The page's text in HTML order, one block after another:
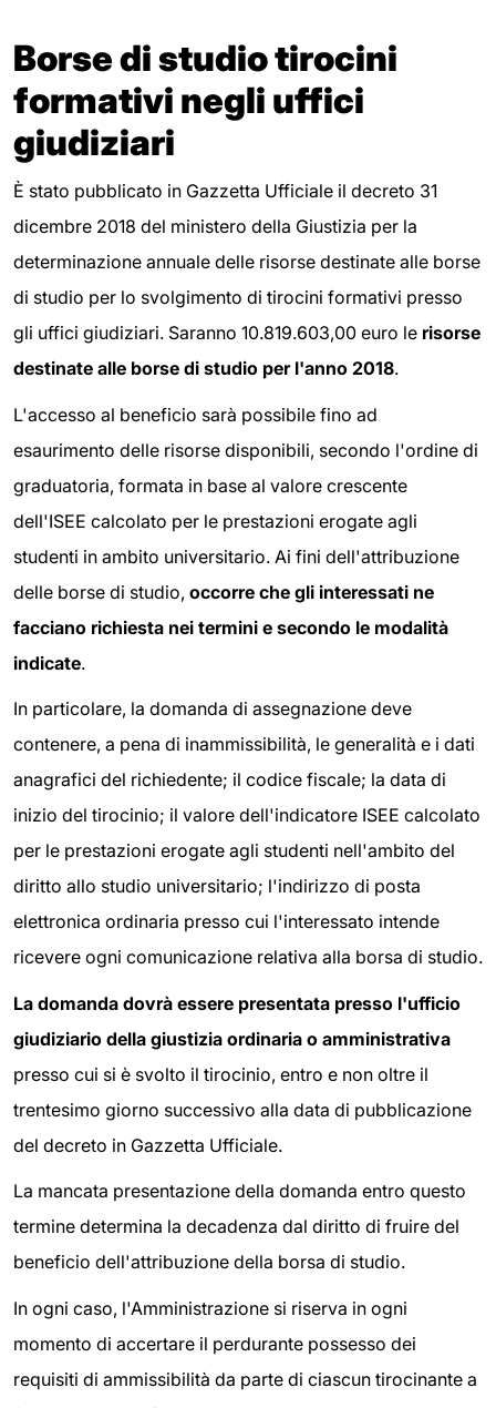
Borse di studio tirocini
formativi negli uffici
giudiziari
È stato pubblicato in Gazzetta Ufficiale il decreto 31
dicembre 2018 del ministero della Giustizia per la
determinazione annuale delle risorse destinate alle borse
di studio per lo svolgimento di tirocini formativi presso
gli uffici giudiziari. Saranno 10.819.603,00 euro le risorse
destinate alle borse di studio per l'anno 2018.
L'accesso al beneficio sarà possibile fino ad
esaurimento delle risorse disponibili, secondo l'ordine di
graduatoria, formata in base al valore crescente
dell'ISEE calcolato per le prestazioni erogate agli
studenti in ambito universitario. Ai fini dell'attribuzione
delle borse di studio, occorre che gli interessati ne
facciano richiesta nei termini e secondo le modalità
indicate.
In particolare, la domanda di assegnazione deve
contenere, a pena di inammissibilità, le generalità e i dati
anagrafici del richiedente; il codice fiscale; la data di
inizio del tirocinio; il valore dell'indicatore ISEE calcolato
per le prestazioni erogate agli studenti nell'ambito del
diritto allo studio universitario; l'indirizzo di posta
elettronica ordinaria presso cui l'interessato intende
ricevere ogni comunicazione relativa alla borsa di studio.
La domanda dovrà essere presentata presso l'ufficio
giudiziario della giustizia ordinaria o amministrativa
presso cui si è svolto il tirocinio, entro e non oltre il
trentesimo giorno successivo alla data di pubblicazione
del decreto in Gazzetta Ufficiale.
La mancata presentazione della domanda entro questo
termine determina la decadenza dal diritto di fruire del
beneficio dell'attribuzione della borsa di studio.
In ogni caso, l'Amministrazione si riserva in ogni
momento di accertare il perdurante possesso dei
requisiti di ammissibilità da parte di ciascun tirocinante a